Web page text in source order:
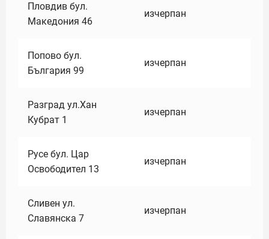
Пловдив бул.
Македония 46
изчерпан
Попово бул.
България 99
изчерпан
Разград ул.Хан
Кубрат 1
изчерпан
Русе бул. Цар
Освободител 13
изчерпан
Сливен ул.
Славянска 7
изчерпан